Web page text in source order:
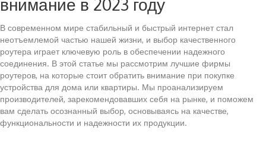
В современном мире стабильный и быстрый интернет стал
неотъемлемой частью нашей жизни, и выбор качественного
роутера играет ключевую роль в обеспечении надежного
соединения. В этой статье мы рассмотрим лучшие фирмы
роутеров, на которые стоит обратить внимание при покупке
устройства для дома или квартиры. Мы проанализируем
производителей, зарекомендовавших себя на рынке, и поможем
вам сделать осознанный выбор, основываясь на качестве,
функциональности и надежности их продукции.